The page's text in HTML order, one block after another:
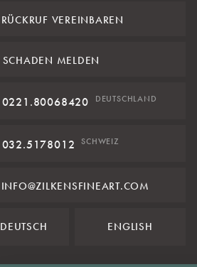
RÜCKRUF VEREINBAREN
SCHADEN MELDEN
0221.80068420 DEUTSCHLAND
032.5178012 SCHWEIZ
INFO@ZILKENSFINEART.COM
DEUTSCH ENGLISH